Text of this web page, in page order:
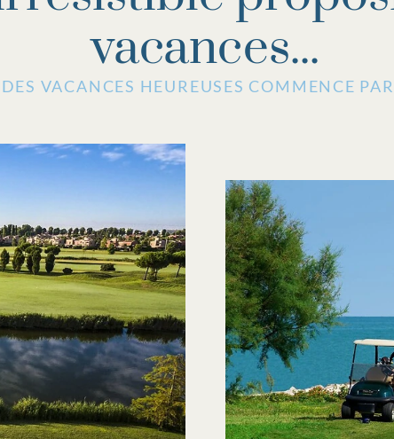
vacances...
VACANCES HEUREUSES COMMENCE